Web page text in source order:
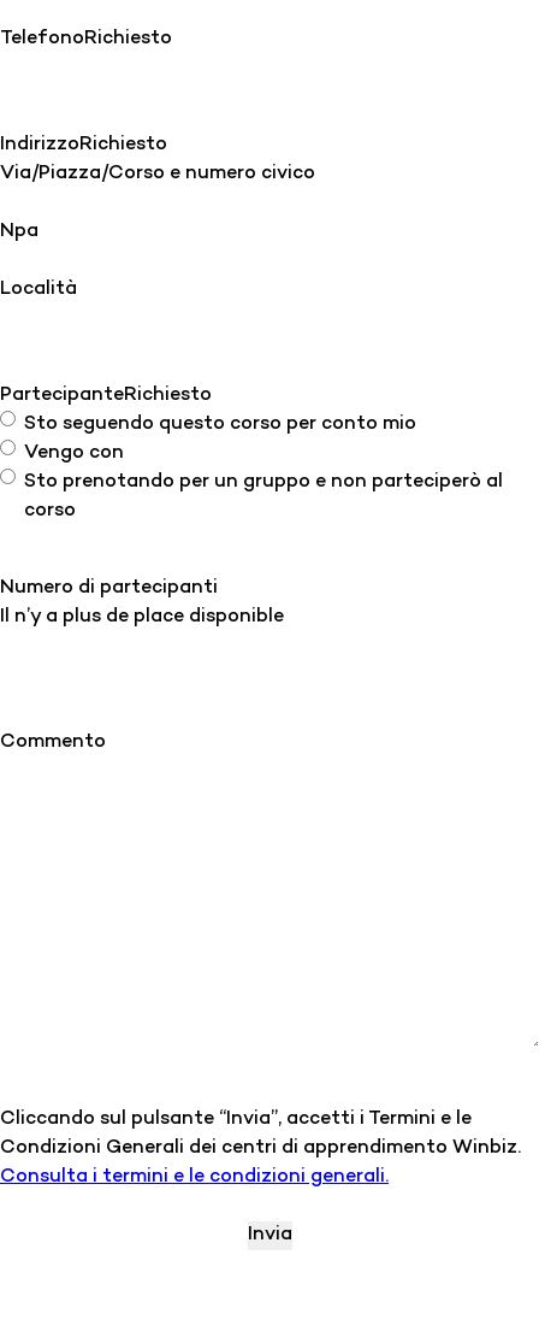
TelefonoRichiesto
IndirizzoRichiesto
Via/Piazza/Corso e numero civico
Npa
Località
PartecipanteRichiesto
Sto seguendo questo corso per conto mio
Vengo con
Sto prenotando per un gruppo e non parteciperò al
corso
Numero di partecipanti
Il n’y a plus de place disponible
Commento
Cliccando sul pulsante “Invia”, accetti i Termini e le
Condizioni Generali dei centri di apprendimento Winbiz.
Consulta i termini e le condizioni generali.